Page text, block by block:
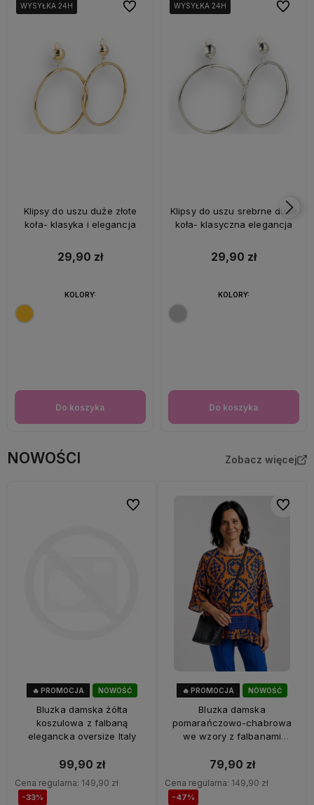
WYSYŁKA 24H
WYSYŁKA 24H
WYSYŁKA 24H
Klipsy do uszu duże złote
koła- klasyka i elegancja
29,90 zł
Do koszyka
KOLORY:
Do ulubionychWYSYŁKA 24H
WYSYŁKA 24H
WYSYŁKA 24H
Klipsy do uszu srebrne duże
koła- klasyczna elegancja
29,90 zł
Do koszyka
KOLORY:
Do
NOWOŚCI Zobacz więcej
NOWOŚĆ
OKAZJA
🔥 PROMOCJA
Bluzka damska żółta
koszulowa z falbaną
elegancka oversize Italy
99,90 zł
Cena regularna: 149,90 zł
-33%
Do ulubionych
NOWOŚĆ
🔥 PROMOCJA
Bluzka damska
pomarańczowo-chabrowa
we wzory z falbanami
79,90 zł
Cena regularna: 149,90 zł
-47%
Do